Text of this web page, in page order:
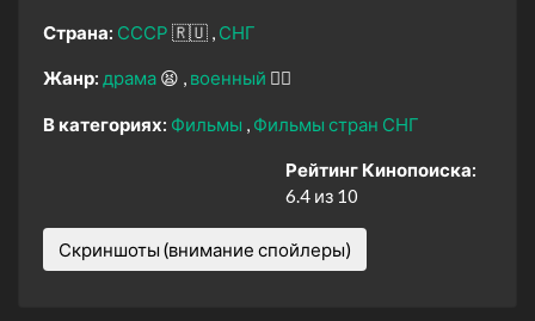
Страна: СССР 🇷🇺 СНГ
Жанр: драма 😫 военный 👨‍✈️
В категориях: Фильмы Фильмы стран СНГ
Рейтинг Кинопоиска:
6.4 из 10
Скриншоты (внимание спойлеры)